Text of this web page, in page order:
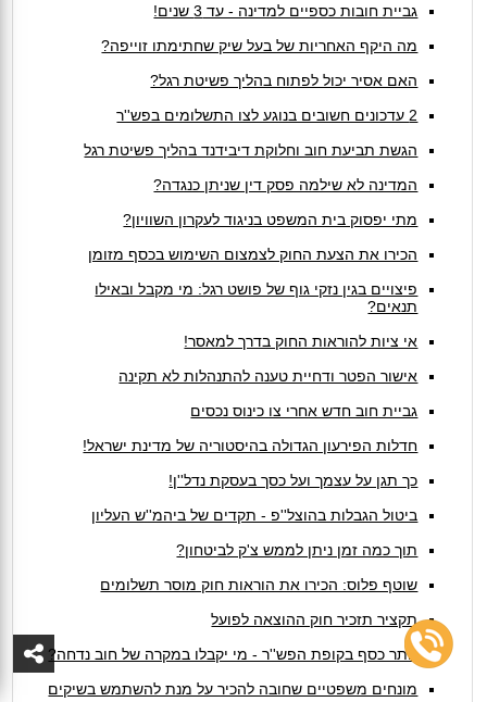
גביית חובות כספיים למדינה - עד 3 שנים!
מה היקף האחריות של בעל שיק שחתימתו זוייפה?
האם אסיר יכול לפתוח בהליך פשיטת רגל?
2 עדכונים חשובים בנוגע לצו התשלומים בפש''ר
הגשת תביעת חוב וחלוקת דיבידנד בהליך פשיטת רגל
המדינה לא שילמה פסק דין שניתן כנגדה?
מתי יפסוק בית המשפט בניגוד לעקרון השוויון?
הכירו את הצעת החוק לצמצום השימוש בכסף מזומן
פיצויים בגין נזקי גוף של פושט רגל: מי מקבל ובאילו
תנאים?
אי ציות להוראות החוק בדרך למאסר!
אישור הפטר ודחיית טענה להתנהלות לא תקינה
גביית חוב חדש אחרי צו כינוס נכסים
חדלות הפירעון הגדולה בהיסטוריה של מדינת ישראל!
כך תגן על עצמך ועל כסך בעסקת נדל''ן!
ביטול הגבלות בהוצל''פ - תקדים של ביהמ''ש העליון
תוך כמה זמן ניתן לממש צ'ק לביטחון?
שוטף פלוס: הכירו את הוראות חוק מוסר תשלומים
תקציר תזכיר חוק ההוצאה לפועל
נותר כסף בקופת הפש''ר - מי יקבלו במקרה של חוב נדחה?
מונחים משפטיים שחובה להכיר על מנת להשתמש בשיקים